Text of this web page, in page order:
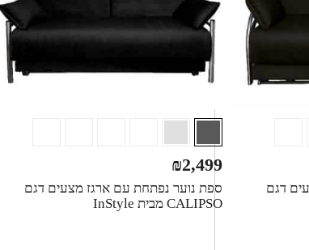
דגם
ספת נוער נפתחת עם ארגז מצעים דגם
CALIPSO מבית InStyle
₪2,499